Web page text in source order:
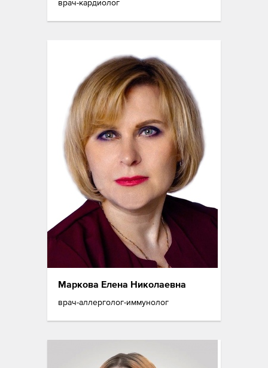
врач-кардиолог
Маркова Елена Николаевна
врач-аллерголог-иммунолог